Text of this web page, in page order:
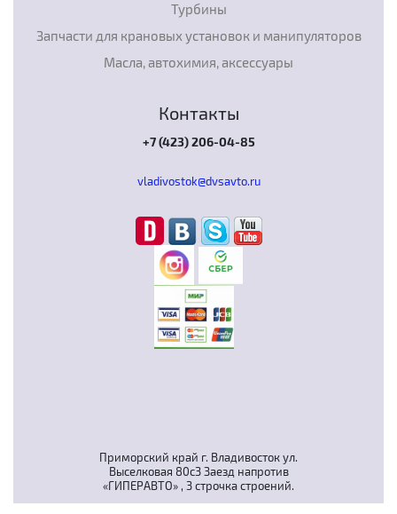
Приморский край г. Владивосток ул.
Выселковая 80с3 Заезд напротив
«ГИПЕРАВТО» , 3 строчка строений.
Турбины
Запчасти для крановых установок и манипуляторов
Масла, автохимия, аксессуары
Контакты
+7 (423) 206-04-85
vladivostok@dvsavto.ru